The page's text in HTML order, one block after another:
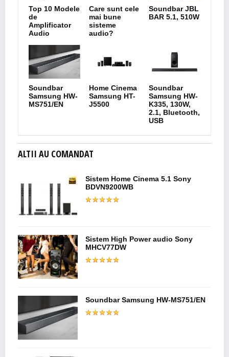
Top 10 Modele
de
Amplificator
Audio
Care sunt cele
mai bune
sisteme
audio?
Soundbar JBL
BAR 5.1, 510W
Soundbar
Samsung HW-
MS751/EN
Home Cinema
Samsung HT-
J5500
Soundbar
Samsung HW-
K335, 130W,
2.1, Bluetooth,
USB
ALTII AU COMANDAT
Sistem Home Cinema 5.1 Sony
BDVN9200WB
Sistem High Power audio Sony
MHCV77DW
Soundbar Samsung HW-MS751/EN